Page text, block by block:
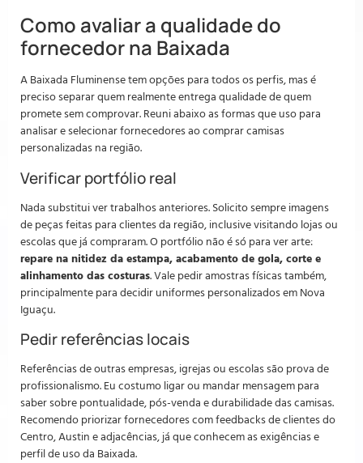
Como avaliar a qualidade do
fornecedor na Baixada
A Baixada Fluminense tem opções para todos os perfis, mas é
preciso separar quem realmente entrega qualidade de quem
promete sem comprovar. Reuni abaixo as formas que uso para
analisar e selecionar fornecedores ao comprar camisas
personalizadas na região.
Verificar portfólio real
Nada substitui ver trabalhos anteriores. Solicito sempre imagens
de peças feitas para clientes da região, inclusive visitando lojas ou
escolas que já compraram. O portfólio não é só para ver arte:
repare na nitidez da estampa, acabamento de gola, corte e
alinhamento das costuras. Vale pedir amostras físicas também,
principalmente para decidir uniformes personalizados em Nova
Iguaçu.
Pedir referências locais
Referências de outras empresas, igrejas ou escolas são prova de
profissionalismo. Eu costumo ligar ou mandar mensagem para
saber sobre pontualidade, pós-venda e durabilidade das camisas.
Recomendo priorizar fornecedores com feedbacks de clientes do
Centro, Austin e adjacências, já que conhecem as exigências e
perfil de uso da Baixada.